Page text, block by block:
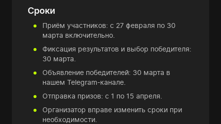
Сроки
Приём участников: с 27 февраля по 30
марта включительно.
Фиксация результатов и выбор победителя:
30 марта.
Объявление победителей: 30 марта в
нашем Telegram-канале.
Отправка призов: с 1 по 15 апреля.
Организатор вправе изменить сроки при
необходимости.